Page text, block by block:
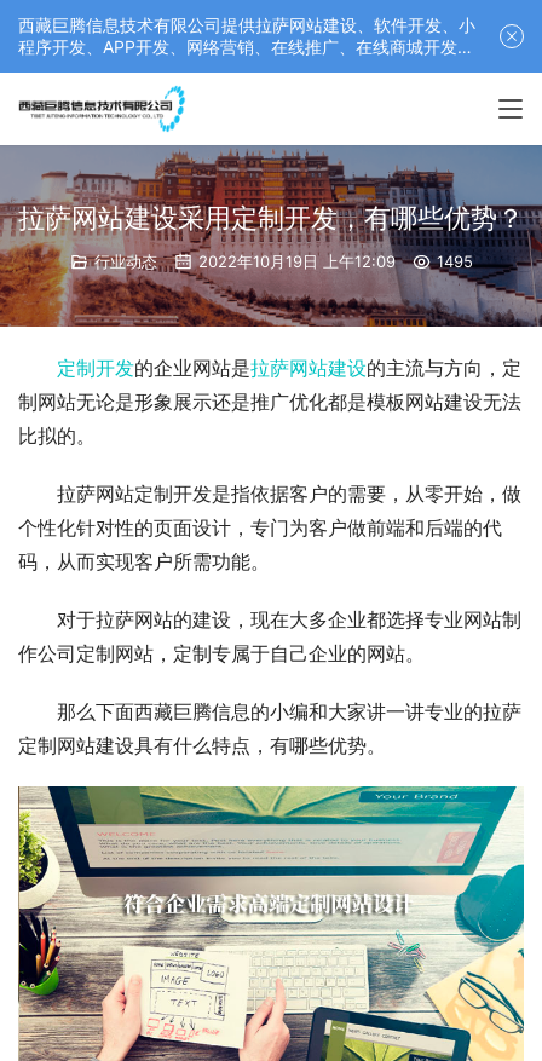
西藏巨腾信息技术有限公司提供拉萨网站建设、软件开发、小
程序开发、APP开发、网络营销、在线推广、在线商城开发等
服务，联系电话： 17689511878
拉萨网站建设采用定制开发，有哪些优势？
行业动态 2022年10月19日 上午12:09 1495
定制开发的企业网站是拉萨网站建设的主流与方向，定
制网站无论是形象展示还是推广优化都是模板网站建设无法
比拟的。
拉萨网站定制开发是指依据客户的需要，从零开始，做
个性化针对性的页面设计，专门为客户做前端和后端的代
码，从而实现客户所需功能。
对于拉萨网站的建设，现在大多企业都选择专业网站制
作公司定制网站，定制专属于自己企业的网站。
那么下面西藏巨腾信息的小编和大家讲一讲专业的拉萨
定制网站建设具有什么特点，有哪些优势。